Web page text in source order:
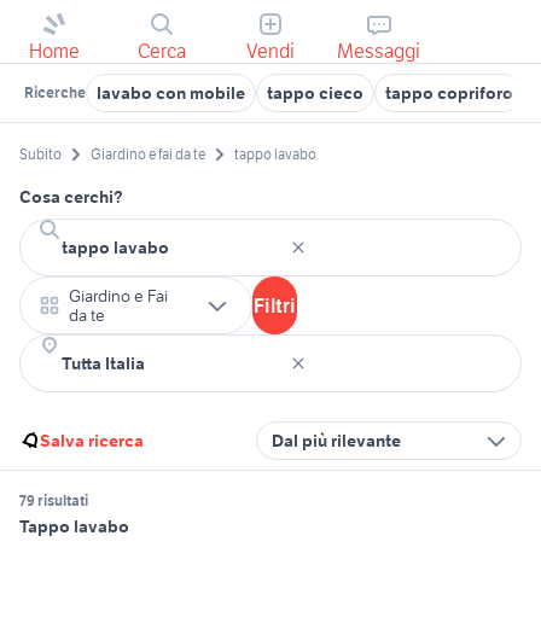
Home Cerca Vendi Messaggi
Ricerche lavabo con mobile tappo cieco tappo copriforo
Subito Giardino e fai da te tappo lavabo
Cosa cerchi?
Giardino e Fai
da te
Filtri
Salva ricerca Dal più rilevante
79 risultati
Tappo lavabo